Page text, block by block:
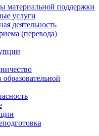
материальной поддержки
услуги
деятельность
(перевода)